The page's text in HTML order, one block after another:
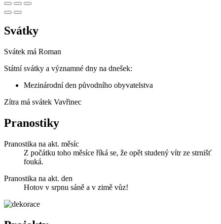
Svátky
Svátek má Roman
Státní svátky a významné dny na dnešek:
Mezinárodní den původního obyvatelstva
Zítra má svátek Vavřinec
Pranostiky
Pranostika na akt. měsíc
Z počátku toho měsíce říká se, že opět studený vítr ze strnišť
fouká.
Pranostika na akt. den
Hotov v srpnu sáně a v zimě vůz!